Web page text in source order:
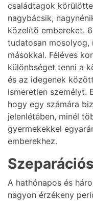
családtagok
nagybácsik,
közelítő embereket.
tudatosan
másokkal. Féléves
különbséget tenni a
és az idegenek
ismeretlen személyt.
hogy egy számára
jelenlétében, minél
gyermekekkel
emberekhez.
A hathónapos és
nagyon érzékeny